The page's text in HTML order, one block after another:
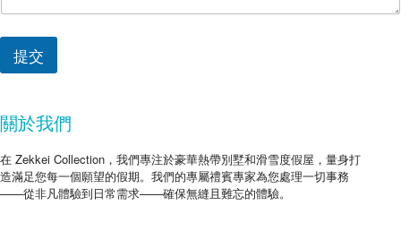
提交
關於我們
在 Zekkei Collection，我們專注於豪華熱帶別墅和滑雪度假屋，量身打
造滿足您每一個願望的假期。我們的專屬禮賓專家為您處理一切事務
——從非凡體驗到日常需求——確保無縫且難忘的體驗。